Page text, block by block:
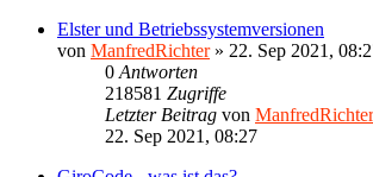
Elster und Betriebssystemversionen
von ManfredRichter» 22. Sep 2021,
0 Antworten
218581 Zugriffe
Letzter Beitrag von ManfredRichter
22. Sep 2021, 08:27